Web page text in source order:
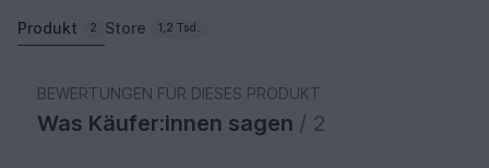
Produkt 2 Store 1,2 Tsd.
BEWERTUNGEN FÜR DIESES PRODUKT
Was Käufer:innen sagen / 2